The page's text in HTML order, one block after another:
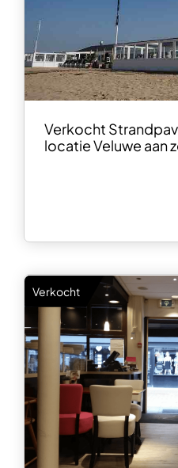
Verkocht
locatie Veluwe aan
Verkocht